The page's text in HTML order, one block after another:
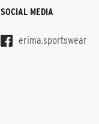
SOCIAL MEDIA
erima.sportswear